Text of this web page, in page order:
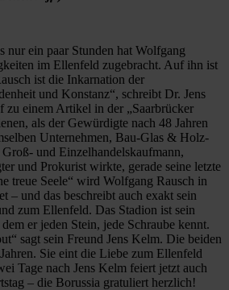
nur ein paar Stunden hat Wolfgang
im Ellenfeld zugebracht. Auf ihn ist
ist die Inkarnation der
und Konstanz“, schreibt Dr. Jens
zu einem Artikel in der „Saarbrücker
als der Gewürdigte nach 48 Jahren
Unternehmen, Bau-Glas & Holz-
und Einzelhandelskaufmann,
und Prokurist wirkte, gerade seine letzte
treue Seele“ wird Wolfgang Rausch in
– und das beschreibt auch exakt sein
zum Ellenfeld. Das Stadion ist sein
er jeden Stein, jede Schraube kennt.
sagt sein Freund Jens Kelm. Die beiden
Sie eint die Liebe zum Ellenfeld
Tage nach Jens Kelm feiert jetzt auch
– die Borussia gratuliert herzlich!